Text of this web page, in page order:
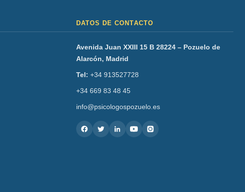
DATOS DE CONTACTO
Avenida Juan XXIII 15 B 28224 – Pozuelo de
Alarcón, Madrid
Tel: +34 913527728
+34 669 83 48 45
info@psicologospozuelo.es